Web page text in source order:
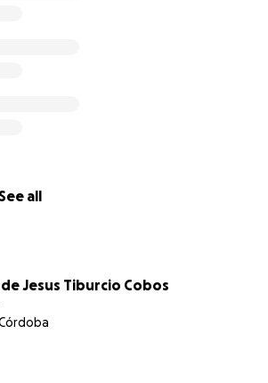
See all
Jesus Tiburcio Cobos